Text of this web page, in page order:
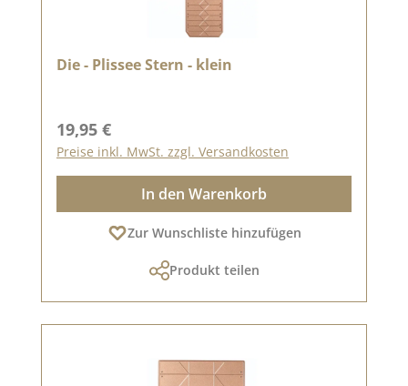
Die - Plissee Stern - klein
Regulärer Preis:
19,95 €
Preise inkl. MwSt. zzgl. Versandkosten
In den Warenkorb
Zur Wunschliste hinzufügen
Produkt teilen